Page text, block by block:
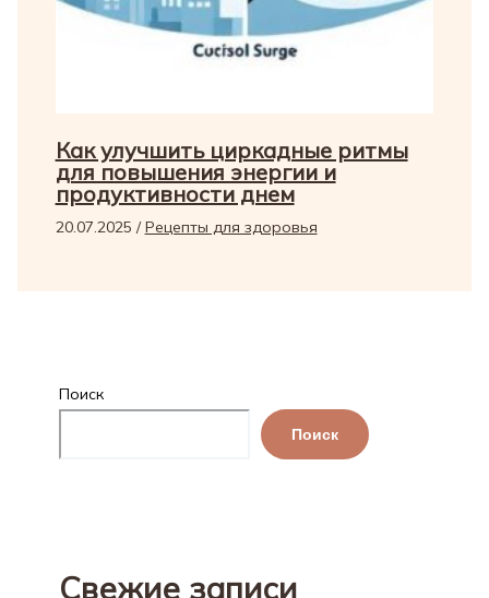
Как улучшить циркадные ритмы
для повышения энергии и
продуктивности днем
20.07.2025 /Рецепты для здоровья
Поиск
Поиск
Свежие записи